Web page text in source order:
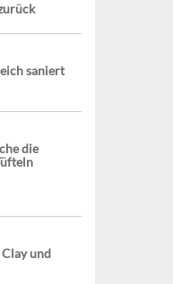
saniert
die
und